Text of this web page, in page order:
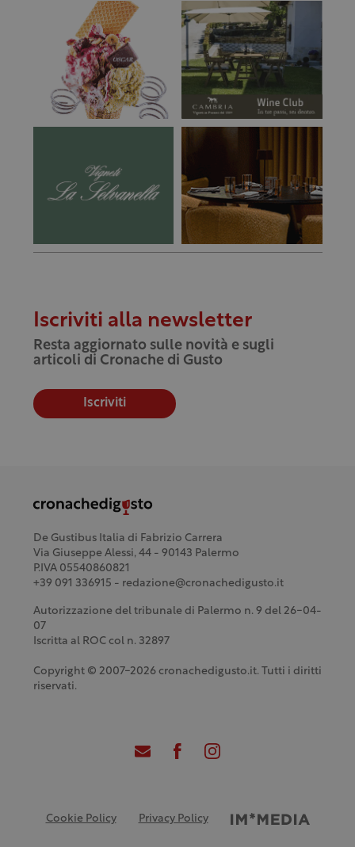
Iscriviti alla newsletter
Resta aggiornato sulle novità e sugli
articoli di Cronache di Gusto
Iscriviti
De Gustibus Italia di Fabrizio Carrera
Via Giuseppe Alessi, 44 - 90143 Palermo
P.IVA 05540860821
+39 091 336915 - redazione@cronachedigusto.it
Autorizzazione del tribunale di Palermo n. 9 del 26-04-
07
Iscritta al ROC col n. 32897
Copyright © 2007-2026 cronachedigusto.it. Tutti i diritti
riservati.
Cookie Policy Privacy Policy Credits